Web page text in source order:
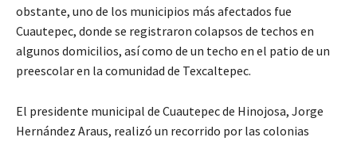
obstante, uno de los municipios más afectados fue
Cuautepec, donde se registraron colapsos de techos en
algunos domicilios, así como de un techo en el patio de un
preescolar en la comunidad de Texcaltepec.
El presidente municipal de Cuautepec de Hinojosa, Jorge
Hernández Araus, realizó un recorrido por las colonias